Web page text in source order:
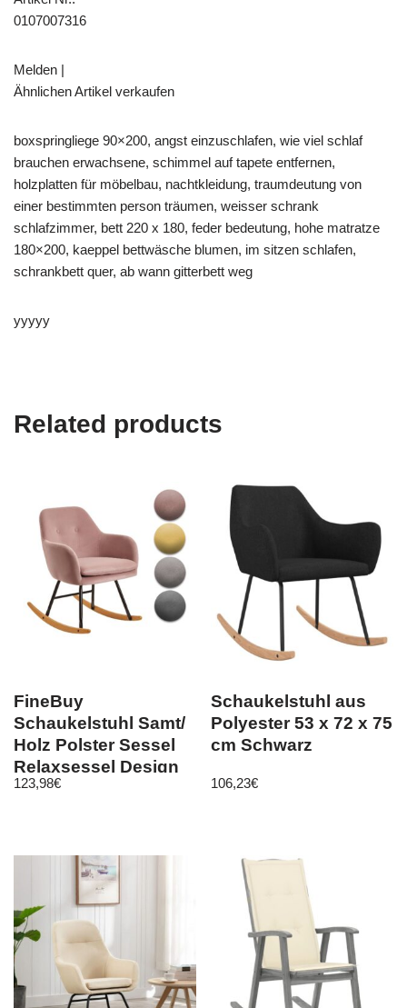
0107007316
Melden |
Ähnlichen Artikel verkaufen
boxspringliege 90×200, angst einzuschlafen, wie viel schlaf
brauchen erwachsene, schimmel auf tapete entfernen,
holzplatten für möbelbau, nachtkleidung, traumdeutung von
einer bestimmten person träumen, weisser schrank
schlafzimmer, bett 220 x 180, feder bedeutung, hohe matratze
180×200, kaeppel bettwäsche blumen, im sitzen schlafen,
schrankbett quer, ab wann gitterbett weg
yyyyy
Related products
FineBuy
Schaukelstuhl Samt/
Holz Polster Sessel
Relaxsessel Design
Schaukelsessel
123,98€
Schaukelstuhl aus
Polyester 53 x 72 x 75
cm Schwarz
106,23€